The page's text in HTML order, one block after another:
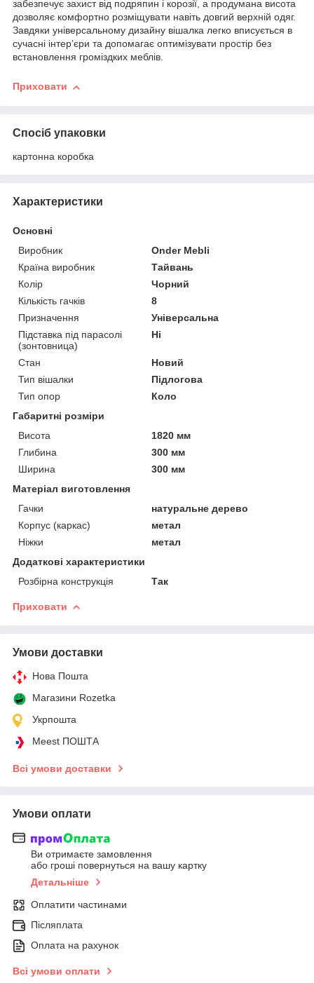
забезпечує захист від подряпин і корозії, а продумана висота
дозволяє комфортно розміщувати навіть довгий верхній одяг.
Завдяки універсальному дизайну вішалка легко вписується в
сучасні інтер’єри та допомагає оптимізувати простір без
встановлення громіздких меблів.
Приховати
Спосіб упаковки
картонна коробка
Характеристики
Основні
Виробник
Onder Mebli
Країна виробник
Тайвань
Колір
Чорний
Кількість гачків
8
Призначення
Універсальна
Підставка під парасолі
(зонтовница)
Ні
Стан
Новий
Тип вішалки
Підлогова
Тип опор
Коло
Габаритні розміри
Висота
1820 мм
Глибина
300 мм
Ширина
300 мм
Матеріал виготовлення
Гачки
натуральне дерево
Корпус (каркас)
метал
Ніжки
метал
Додаткові характеристики
Розбірна конструкція
Так
Приховати
Умови доставки
Нова Пошта
Магазини Rozetka
Укрпошта
Meest ПОШТА
Всі умови доставки
Умови оплати
Ви отримаєте замовлення
або гроші повернуться на вашу картку
Детальніше
Оплатити частинами
Післяплата
Оплата на рахунок
Всі умови оплати